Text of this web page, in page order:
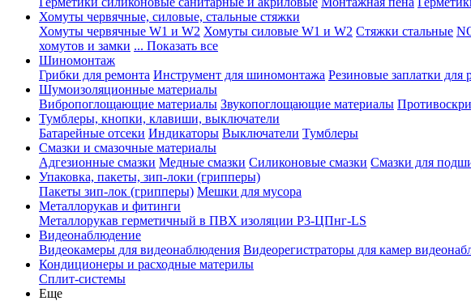
Хомуты червячные, силовые, стальные стяжки
Хомуты червячные W1 и W2 Хомуты силовые W1 и W2 Стяжки стальные
хомутов и замки ... Показать все
Шиномонтаж
Грибки для ремонта Инструмент для шиномонтажа Резиновые заплатки для
Шумоизоляционные материалы
Вибропоглощающие материалы Звукопоглощающие материалы
Тумблеры, кнопки, клавиши, выключатели
Батарейные отсеки Индикаторы Выключатели Тумблеры
Смазки и смазочные материалы
Адгезионные смазки Медные смазки Силиконовые смазки Смазки для
Упаковка, пакеты, зип-локи (грипперы)
Пакеты зип-лок (грипперы) Мешки для мусора
Металлорукав и фитинги
Металлорукав герметичный в ПВХ изоляции Р3-ЦПнг-LS
Видеонаблюдение
Видеокамеры для видеонаблюдения Видеорегистраторы для камер
Кондиционеры и расходные материлы
Сплит-системы
Еще